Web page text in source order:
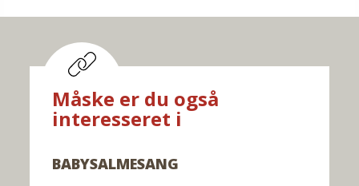
Måske er du også
interesseret i
BABYSALMESANG